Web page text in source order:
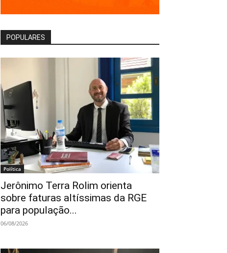
POPULARES
Política
Jerônimo Terra Rolim orienta
sobre faturas altíssimas da RGE
para população...
06/08/2026